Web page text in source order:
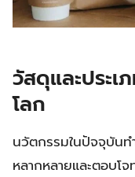
วัสดุและประ
โลก
นวัตกรรมในปัจจุบันท
หลากหลายและตอบโ